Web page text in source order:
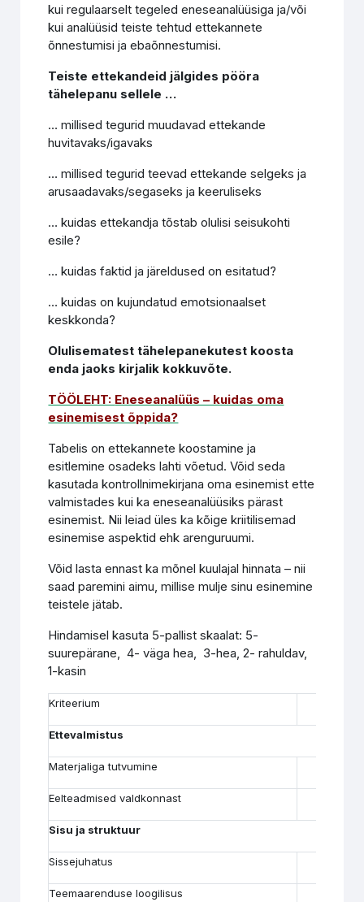
kui regulaarselt tegeled eneseanalüüsiga ja/või
kui analüüsid teiste tehtud ettekannete
õnnestumisi ja ebaõnnestumisi.
Teiste ettekandeid jälgides pööra
tähelepanu sellele …
… millised tegurid muudavad ettekande
huvitavaks/igavaks
… millised tegurid teevad ettekande selgeks ja
arusaadavaks/segaseks ja keeruliseks
… kuidas ettekandja tõstab olulisi seisukohti
esile?
… kuidas faktid ja järeldused on esitatud?
… kuidas on kujundatud emotsionaalset
keskkonda?
Olulisematest tähelepanekutest koosta
enda jaoks kirjalik kokkuvõte.
TÖÖLEHT: Eneseanalüüs – kuidas oma
esinemisest õppida?
Tabelis on ettekannete koostamine ja
esitlemine osadeks lahti võetud. Võid seda
kasutada kontrollnimekirjana oma esinemist ette
valmistades kui ka eneseanalüüsiks pärast
esinemist. Nii leiad üles ka kõige kriitilisemad
esinemise aspektid ehk arenguruumi.
Võid lasta ennast ka mõnel kuulajal hinnata – nii
saad paremini aimu, millise mulje sinu esinemine
teistele jätab.
Hindamisel kasuta 5-pallist skaalat: 5-
suurepärane, 4- väga hea, 3-hea, 2- rahuldav,
1-kasin
Kriteerium
Ettevalmistus
Materjaliga tutvumine
Eelteadmised valdkonnast
Sisu ja struktuur
Sissejuhatus
Teemaarenduse loogilisus